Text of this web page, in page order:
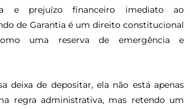
e prejuízo financeiro imediato ao
de Garantia é um direito constitucional
uma reserva de emergência e
deixa de depositar, ela não está apenas
regra administrativa, mas retendo um